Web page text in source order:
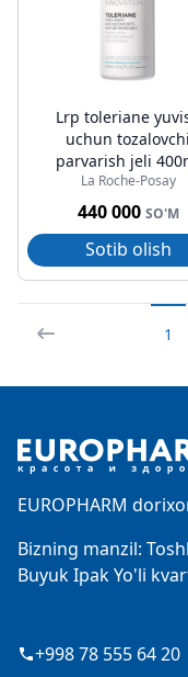
Lrp toleriane
uchun tozalovchi
parvarish jeli
La Roche-Posay
440 000 SO'M
Sotib olish
1
EUROPHARM
Bizning manzil:
Buyuk Ipak Yo'li
+998 78 555 64 20